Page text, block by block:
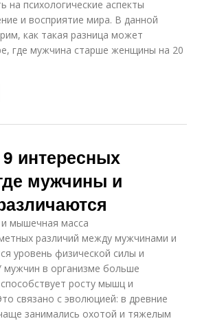
на психологические аспекты
и восприятие мира. В данной
как такая разница может
где мужчина старше женщины на 20
интересных
мужчины и
и мышечная масса
различий между мужчинами и
уровень физической силы и
в организме больше
росту мышц и
связано с эволюцией: в древние
занимались охотой и тяжелым